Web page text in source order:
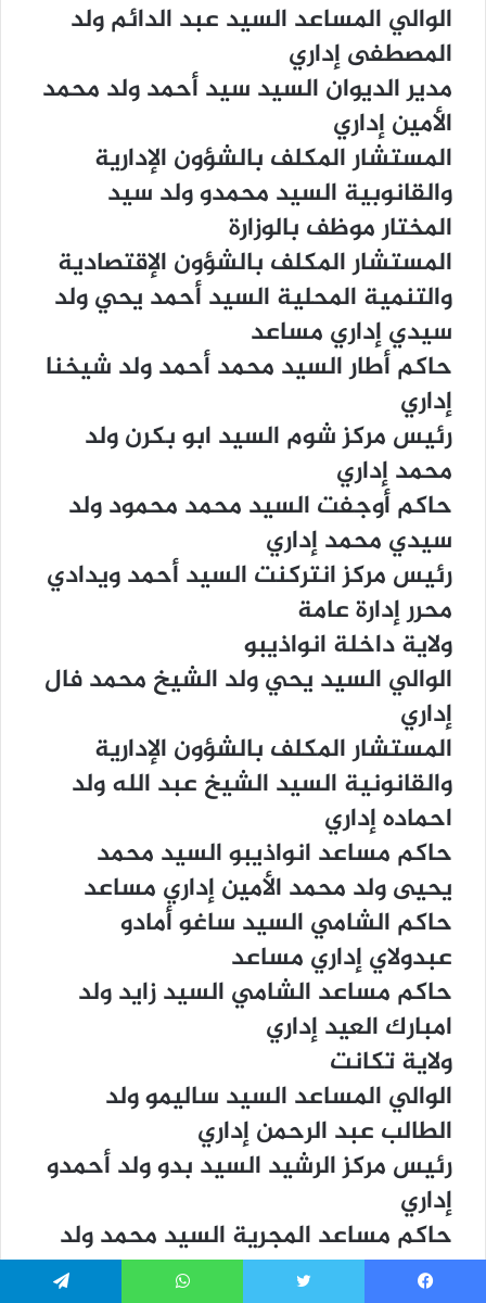
ﺍﻟﻮﺍﻟﻲ ﺍﻟﻤﺴﺎﻋﺪ ﺍﻟﺴﻴﺪ ﻋﺒﺪ ﺍﻟﺪﺍﺋﻢ ﻭﻟﺪ
ﺍﻟﻤﺼﻄﻔﻰ ﺇﺩﺍﺭﻱ
ﻣﺪﻳﺮ ﺍﻟﺪﻳﻮﺍﻥ ﺍﻟﺴﻴﺪ ﺳﻴﺪ ﺃﺣﻤﺪ ﻭﻟﺪ ﻣﺤﻤﺪ
ﺍﻷﻣﻴﻦ ﺇﺩﺍﺭﻱ
ﺍﻟﻤﺴﺘﺸﺎﺭ ﺍﻟﻤﻜﻠﻒ ﺑﺎﻟﺸﺆﻭﻥ ﺍﻹﺩﺍﺭﻳﺔ
ﻭﺍﻟﻘﺎﻧﻮﺑﻴﺔ ﺍﻟﺴﻴﺪ ﻣﺤﻤﺪﻭ ﻭﻟﺪ ﺳﻴﺪ
ﺍﻟﻤﺨﺘﺎﺭ ﻣﻮﻇﻒ ﺑﺎﻟﻮﺯﺍﺭﺓ
ﺍﻟﻤﺴﺘﺸﺎﺭ ﺍﻟﻤﻜﻠﻒ ﺑﺎﻟﺸﺆﻭﻥ ﺍﻹﻗﺘﺼﺎﺩﻳﺔ
ﻭﺍﻟﺘﻨﻤﻴﺔ ﺍﻟﻤﺤﻠﻴﺔ ﺍﻟﺴﻴﺪ ﺃﺣﻤﺪ ﻳﺤﻲ ﻭﻟﺪ
ﺳﻴﺪﻱ ﺇﺩﺍﺭﻱ ﻣﺴﺎﻋﺪ
ﺣﺎﻛﻢ ﺃﻃﺎﺭ ﺍﻟﺴﻴﺪ ﻣﺤﻤﺪ ﺃﺣﻤﺪ ﻭﻟﺪ ﺷﻴﺨﻨﺎ
ﺇﺩﺍﺭﻱ
ﺭﺋﻴﺲ ﻣﺮﻛﺰ ﺷﻮﻡ ﺍﻟﺴﻴﺪ ﺍﺑﻮ ﺑﻜﺮﻥ ﻭﻟﺪ
ﻣﺤﻤﺪ ﺇﺩﺍﺭﻱ
ﺣﺎﻛﻢ ﺃﻭﺟﻔﺖ ﺍﻟﺴﻴﺪ ﻣﺤﻤﺪ ﻣﺤﻤﻮﺩ ﻭﻟﺪ
ﺳﻴﺪﻱ ﻣﺤﻤﺪ ﺇﺩﺍﺭﻱ
ﺭﺋﻴﺲ ﻣﺮﻛﺰ ﺍﻧﺘﺮﻛﻨﺖ ﺍﻟﺴﻴﺪ ﺃﺣﻤﺪ ﻭﻳﺪﺍﺩﻱ
ﻣﺤﺮﺭ ﺇﺩﺍﺭﺓ ﻋﺎﻣﺔ
ﻭﻻﻳﺔ ﺩﺍﺧﻠﺔ ﺍﻧﻮﺍﺫﻳﺒﻮ
ﺍﻟﻮﺍﻟﻲ ﺍﻟﺴﻴﺪ ﻳﺤﻲ ﻭﻟﺪ ﺍﻟﺸﻴﺦ ﻣﺤﻤﺪ ﻓﺎﻝ
ﺇﺩﺍﺭﻱ
ﺍﻟﻤﺴﺘﺸﺎﺭ ﺍﻟﻤﻜﻠﻒ ﺑﺎﻟﺸﺆﻭﻥ ﺍﻹﺩﺍﺭﻳﺔ
ﻭﺍﻟﻘﺎﻧﻮﻧﻴﺔ ﺍﻟﺴﻴﺪ ﺍﻟﺸﻴﺦ ﻋﺒﺪ ﺍﻟﻠﻪ ﻭﻟﺪ
ﺍﺣﻤﺎﺩﻩ ﺇﺩﺍﺭﻱ
ﺣﺎﻛﻢ ﻣﺴﺎﻋﺪ ﺍﻧﻮﺍﺫﻳﺒﻮ ﺍﻟﺴﻴﺪ ﻣﺤﻤﺪ
ﻳﺤﻴﻰ ﻭﻟﺪ ﻣﺤﻤﺪ ﺍﻷﻣﻴﻦ ﺇﺩﺍﺭﻱ ﻣﺴﺎﻋﺪ
ﺣﺎﻛﻢ ﺍﻟﺸﺎﻣﻲ ﺍﻟﺴﻴﺪ ﺳﺎﻏﻮ ﺃﻣﺎﺩﻭ
ﻋﺒﺪﻭﻻﻱ ﺇﺩﺍﺭﻱ ﻣﺴﺎﻋﺪ
ﺣﺎﻛﻢ ﻣﺴﺎﻋﺪ ﺍﻟﺸﺎﻣﻲ ﺍﻟﺴﻴﺪ ﺯﺍﻳﺪ ﻭﻟﺪ
ﺍﻣﺒﺎﺭﻙ ﺍﻟﻌﻴﺪ ﺇﺩﺍﺭﻱ
ﻭﻻﻳﺔ ﺗﻜﺎﻧﺖ
ﺍﻟﻮﺍﻟﻲ ﺍﻟﻤﺴﺎﻋﺪ ﺍﻟﺴﻴﺪ ﺳﺎﻟﻴﻤﻮ ﻭﻟﺪ
ﺍﻟﻄﺎﻟﺐ ﻋﺒﺪ ﺍﻟﺮﺣﻤﻦ ﺇﺩﺍﺭﻱ
ﺭﺋﻴﺲ ﻣﺮﻛﺰ ﺍﻟﺮﺷﻴﺪ ﺍﻟﺴﻴﺪ ﺑﺪﻭ ﻭﻟﺪ ﺃﺣﻤﺪﻭ
ﺇﺩﺍﺭﻱ
ﺣﺎﻛﻢ ﻣﺴﺎﻋﺪ ﺍﻟﻤﺠﺮﻳﺔ ﺍﻟﺴﻴﺪ ﻣﺤﻤﺪ ﻭﻟﺪ
ﺳﻴﻴﺪﻱ ﺇﺩﺍﺭﻱ